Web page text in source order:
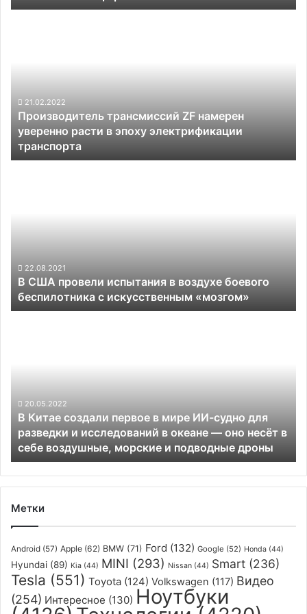
эпоху
электрификации
транспорта
21.02.2022
Производитель трансмиссий ZF намерен
уверенно расти в эпоху электрификации
транспорта
беспилотника
искусственным
«мозгом»
22.08.2021
В США провели испытания в воздухе боевого
беспилотника с искусственным «мозгом»
ИИ-
судно
для
разведки
и
исследований
в
океане
несёт
в
себе
морские
20.05.2022
В Китае создали первое в мире ИИ-судно для
разведки и исследований в океане — оно несёт в
себе воздушные, морские и подводные дроны
Метки
Android (57) Apple (62) BMW (71) Ford (132) Google (52) Honda (44)
Hyundai (89) Kia (44) MINI (293) Nissan (44) Smart (236)
Tesla (551) Toyota (124) Volkswagen (117) Видео
(254) Интересное (130) Ноутбуки